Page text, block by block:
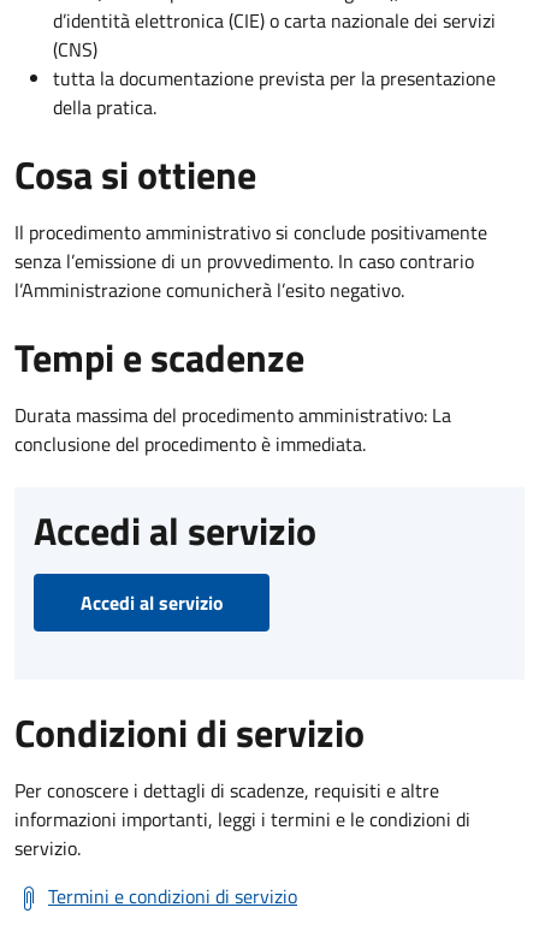
d’identità elettronica (CIE) o carta nazionale dei servizi
(CNS)
tutta la documentazione prevista per la presentazione
della pratica.
Cosa si ottiene
Il procedimento amministrativo si conclude positivamente
senza l’emissione di un provvedimento. In caso contrario
l’Amministrazione comunicherà l’esito negativo.
Tempi e scadenze
Durata massima del procedimento amministrativo: La
conclusione del procedimento è immediata.
Accedi al servizio
Accedi al servizio
Condizioni di servizio
Per conoscere i dettagli di scadenze, requisiti e altre
informazioni importanti, leggi i termini e le condizioni di
servizio.
Termini e condizioni di servizio